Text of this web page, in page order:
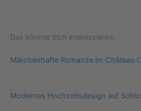
Das könnte dich interessieren:
Märchenhafte Romanze im Château
Modernes Hochzeitsdesign auf